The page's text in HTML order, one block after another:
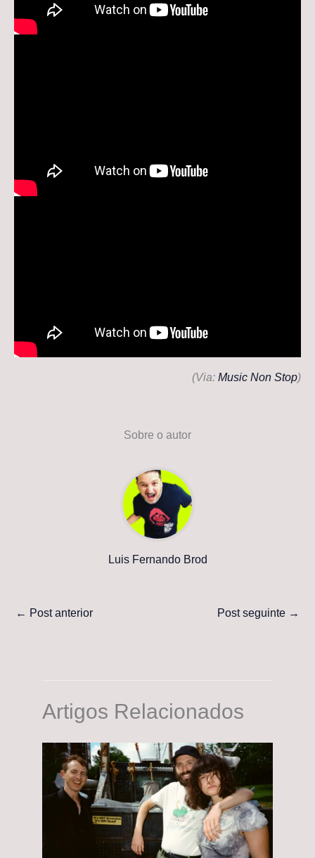
(Via: Music Non Stop)
Sobre o autor
Luis Fernando Brod
← Post anterior Post seguinte →
Artigos Relacionados